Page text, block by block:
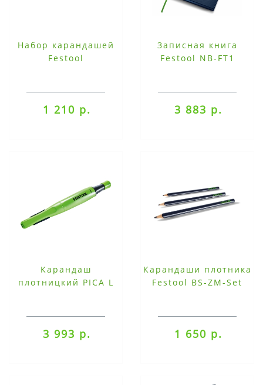
Набор карандашей
Festool
1 210 р.
Записная книга
Festool NB-FT1
3 883 р.
Карандаш
плотницкий PICA L
3 993 р.
Карандаши плотника
Festool BS-ZM-Set
1 650 р.